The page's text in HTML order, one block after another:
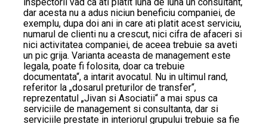
dar acesta nu a adus niciun beneficiu companiei, de
exemplu, dupa doi ani in care ati platit acest serviciu,
numarul de clienti nu a crescut, nici cifra de afaceri si
nici activitatea companiei, de aceea trebuie sa aveti
un pic grija. Varianta aceasta de management este
legala, poate fi folosita, doar ca trebuie
documentata“, a intarit avocatul. Nu in ultimul rand,
referitor la „dosarul preturilor de transfer“,
reprezentatul „Jivan si Asociatii“ a mai spus ca
serviciile de management si consultanta, dar si
serviciile prestate in interiorul grupului trebuie sa fie